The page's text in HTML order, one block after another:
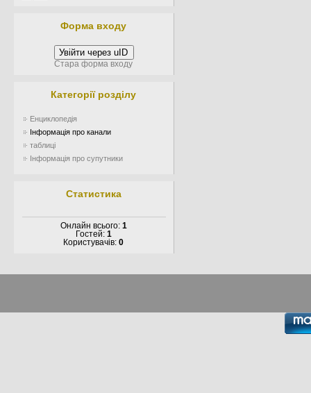
Форма входу
Увійти через uID
Стара форма входу
Категорії розділу
Енциклопедія
Інформація про канали
таблиці
Інформація про супутники
Статистика
Онлайн всього: 1
Гостей: 1
Користувачів:0